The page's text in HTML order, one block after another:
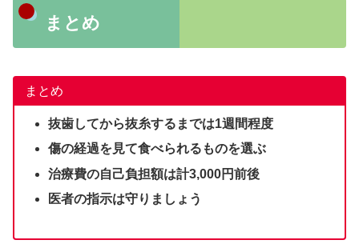
まとめ
まとめ
抜歯してから抜糸するまでは1週間程度
傷の経過を見て食べられるものを選ぶ
治療費の自己負担額は計3,000円前後
医者の指示は守りましょう